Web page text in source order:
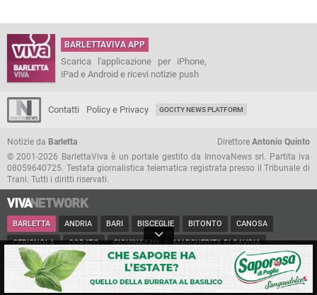
BARLETTAVIVA APP
Scarica l'applicazione per iPhone,
iPad e Android e ricevi notizie push
Contatti Policy e Privacy GOCITY NEWS PLATFORM
Notizie da Barletta Direttore Antonio Quinto
© 2001-2026 BarlettaViva è un portale gestito da InnovaNews srl. Partita iva
08059640725. Testata giornalistica telematica registrata presso il Tribunale di
Trani. Tutti i diritti riservati.
BARLETTA ANDRIA BARI BISCEGLIE BITONTO CANOSA
CERIGNOLA CORATO GIOVINAZZO MARGHERITA DI SAVOIA
MINERVINO MODUGNO MOLFETTA PUGLIA RUVO
SAN FERDINANDO SPINAZZOLA TERLIZZI TRANI TRINITAPOLI